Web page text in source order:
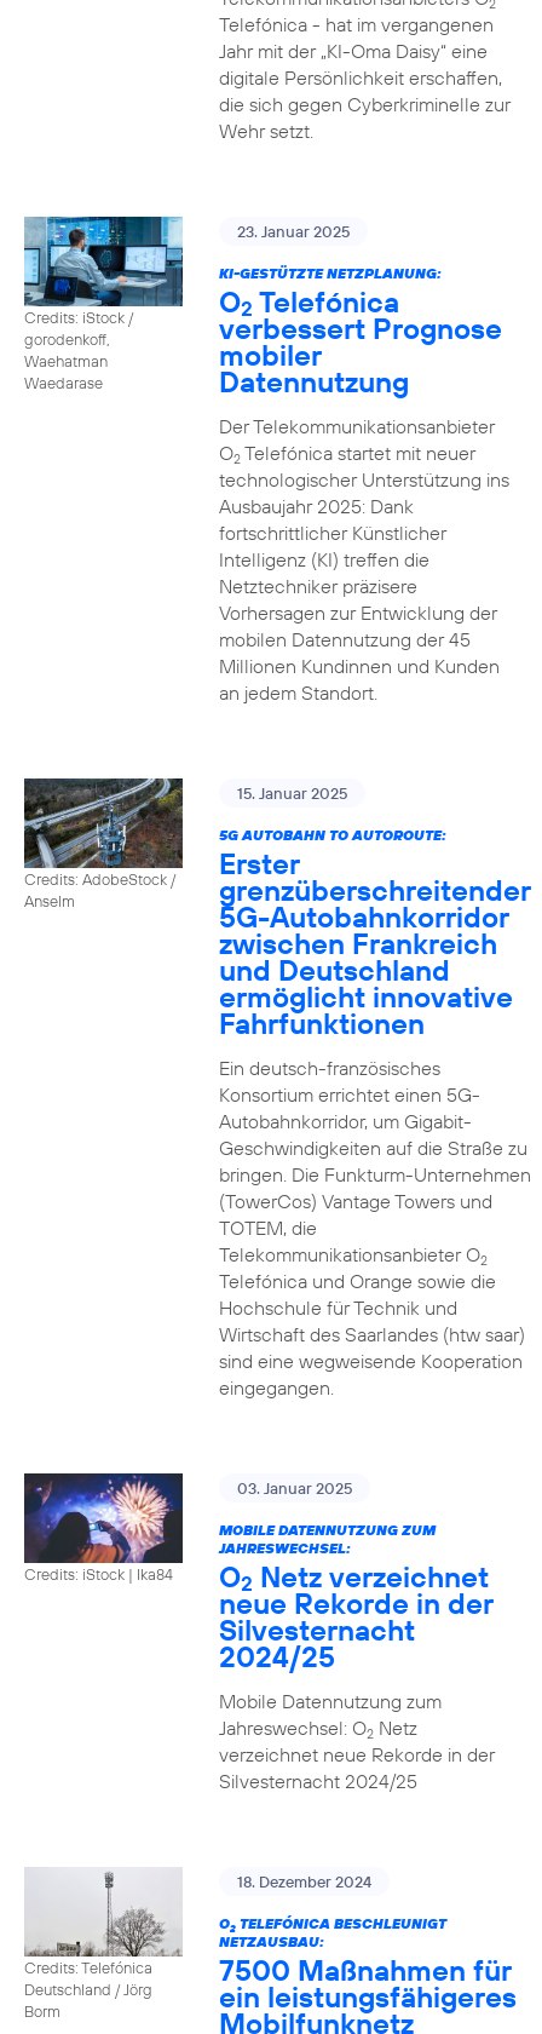
2
Telefónica - hat im vergangenen
Jahr mit der „KI-Oma Daisy“ eine
digitale Persönlichkeit erschaffen,
die sich gegen Cyberkriminelle zur
Wehr setzt.
Credits: iStock /
gorodenkoff,
Waehatman
Waedarase
23. Januar 2025
KI-GESTÜTZTE NETZPLANUNG:
O2 Telefónica
verbessert Prognose
mobiler
Datennutzung
Der Telekommunikationsanbieter
O2Telefónica startet mit neuer
technologischer Unterstützung ins
Ausbaujahr 2025: Dank
fortschrittlicher Künstlicher
Intelligenz (KI) treffen die
Netztechniker präzisere
Vorhersagen zur Entwicklung der
mobilen Datennutzung der 45
Millionen Kundinnen und Kunden
an jedem Standort.
Credits: AdobeStock /
Anselm
15. Januar 2025
5G AUTOBAHN TO AUTOROUTE:
Erster
grenzüberschreitender
5G-Autobahnkorridor
zwischen Frankreich
und Deutschland
ermöglicht innovative
Fahrfunktionen
Ein deutsch-französisches
Konsortium errichtet einen 5G-
Autobahnkorridor, um Gigabit-
Geschwindigkeiten auf die Straße zu
bringen. Die Funkturm-Unternehmen
(TowerCos) Vantage Towers und
TOTEM, die
Telekommunikationsanbieter O2
Telefónica und Orange sowie die
Hochschule für Technik und
Wirtschaft des Saarlandes (htw saar)
sind eine wegweisende Kooperation
eingegangen.
Credits: iStock | Ika84
03. Januar 2025
MOBILE DATENNUTZUNG ZUM
JAHRESWECHSEL:
O2 Netz verzeichnet
neue Rekorde in der
Silvesternacht
2024/25
Mobile Datennutzung zum
Jahreswechsel: O2Netz
verzeichnet neue Rekorde in der
Silvesternacht 2024/25
Credits: Telefónica
Deutschland / Jörg
Borm
18. Dezember 2024
O2TELEFÓNICA BESCHLEUNIGT
NETZAUSBAU:
7500 Maßnahmen für
ein leistungsfähigeres
Mobilfunknetz